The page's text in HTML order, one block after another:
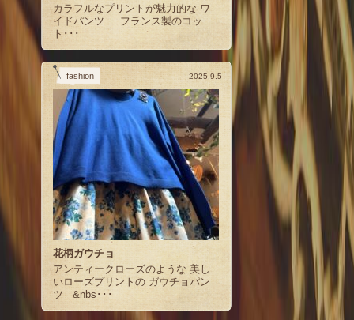
カラフルなプリントが魅力的な ワ
イドパンツ フランス製のコッ
ト･･･
fashion 2025.9.5
花柄ガウチョ
アンティークローズのような 美し
いローズプリントの ガウチョパン
ツ &nbs･･･